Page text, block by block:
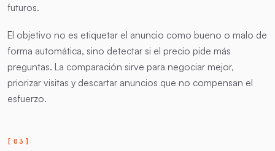
futuros.
El objetivo no es etiquetar el anuncio como bueno o malo de
forma automática, sino detectar si el precio pide más
preguntas. La comparación sirve para negociar mejor,
priorizar visitas y descartar anuncios que no compensan el
esfuerzo.